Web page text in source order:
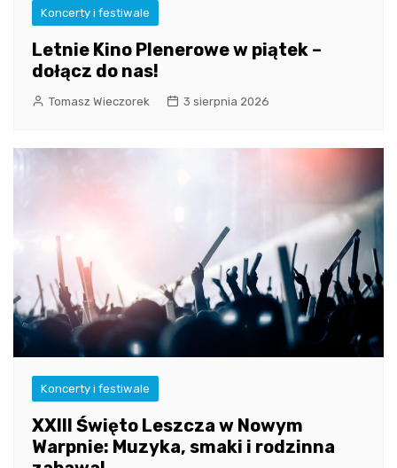
Koncerty i festiwale
Letnie Kino Plenerowe w piątek –
dołącz do nas!
Tomasz Wieczorek 3 sierpnia 2026
Koncerty i festiwale
XXIII Święto Leszcza w Nowym
Warpnie: Muzyka, smaki i rodzinna